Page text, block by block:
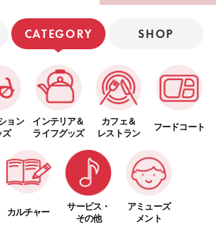
CATEGORY SHOP
ョン
ズ
インテリア＆
ライフグッズ
カフェ＆
レストラン
フードコート
カルチャー
サービス・
その他
アミューズ
メント